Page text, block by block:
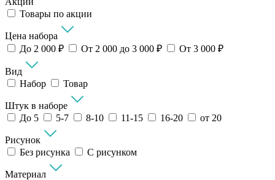
Товары по акции
Цена набора
До 2 000 ₽
От 2 000 до 3 000 ₽ От 3 000 ₽
Вид
Набор
Товар
Штук в наборе
До 5
5-7 8-10 11-15 16-20 от 20
Рисунок
Без рисунка
С рисунком
Материал